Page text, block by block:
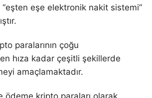
“eşten eşe elektronik nakit sistemi”
paralarının çoğu
hıza kadar çeşitli şekillerde
amaçlamaktadır.